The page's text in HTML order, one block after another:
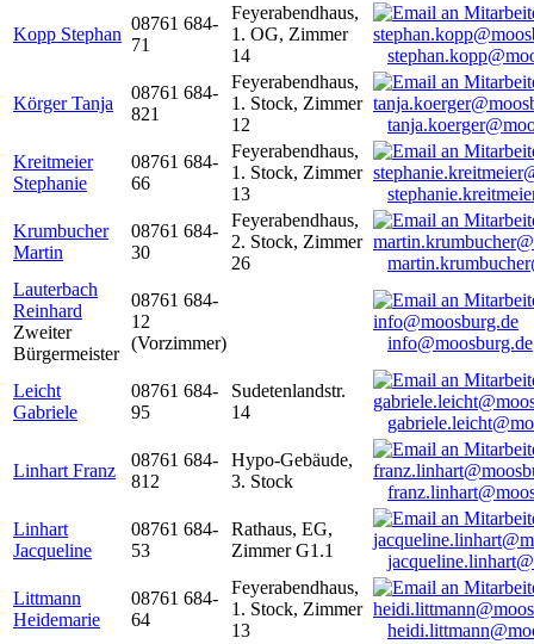
Kopp Stephan
08761 684-
71
Feyerabendhaus,
1. OG, Zimmer
14
Körger Tanja
08761 684-
821
Feyerabendhaus,
1. Stock, Zimmer
12
Kreitmeier
Stephanie
08761 684-
66
Feyerabendhaus,
1. Stock, Zimmer
13
Krumbucher
Martin
08761 684-
30
Feyerabendhaus,
2. Stock, Zimmer
26
Lauterbach
Reinhard
Zweiter
Bürgermeister
08761 684-
12
(Vorzimmer)
info@moosburg.de
Leicht
Gabriele
08761 684-
95
Sudetenlandstr.
14
Linhart Franz
08761 684-
812
Hypo-Gebäude,
3. Stock
Linhart
Jacqueline
08761 684-
53
Rathaus, EG,
Zimmer G1.1
Littmann
Heidemarie
08761 684-
64
Feyerabendhaus,
1. Stock, Zimmer
13